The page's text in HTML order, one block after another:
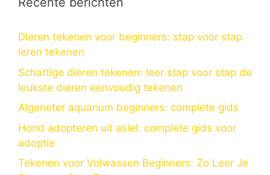
Dieren tekenen voor beginners: stap voor stap
leren tekenen
Schattige dieren tekenen: leer stap voor stap de
leukste dieren eenvoudig tekenen
Algeneter aquarium beginners: complete gids
Hond adopteren uit asiel: complete gids voor
adoptie
Tekenen voor Volwassen Beginners: Zo Leer Je